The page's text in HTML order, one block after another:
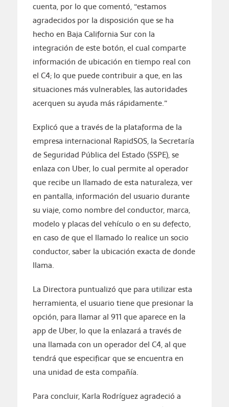
cuenta, por lo que comentó, “estamos
agradecidos por la disposición que se ha
hecho en Baja California Sur con la
integración de este botón, el cual comparte
información de ubicación en tiempo real con
el C4; lo que puede contribuir a que, en las
situaciones más vulnerables, las autoridades
acerquen su ayuda más rápidamente.”
Explicó que a través de la plataforma de la
empresa internacional RapidSOS, la Secretaría
de Seguridad Pública del Estado (SSPE), se
enlaza con Uber, lo cual permite al operador
que recibe un llamado de esta naturaleza, ver
en pantalla, información del usuario durante
su viaje, como nombre del conductor, marca,
modelo y placas del vehículo o en su defecto,
en caso de que el llamado lo realice un socio
conductor, saber la ubicación exacta de donde
llama.
La Directora puntualizó que para utilizar esta
herramienta, el usuario tiene que presionar la
opción, para llamar al 911 que aparece en la
app de Uber, lo que la enlazará a través de
una llamada con un operador del C4, al que
tendrá que especificar que se encuentra en
una unidad de esta compañía.
Para concluir, Karla Rodríguez agradeció a